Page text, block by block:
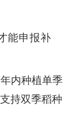
能申报补
年内种植单季
持双季稻种